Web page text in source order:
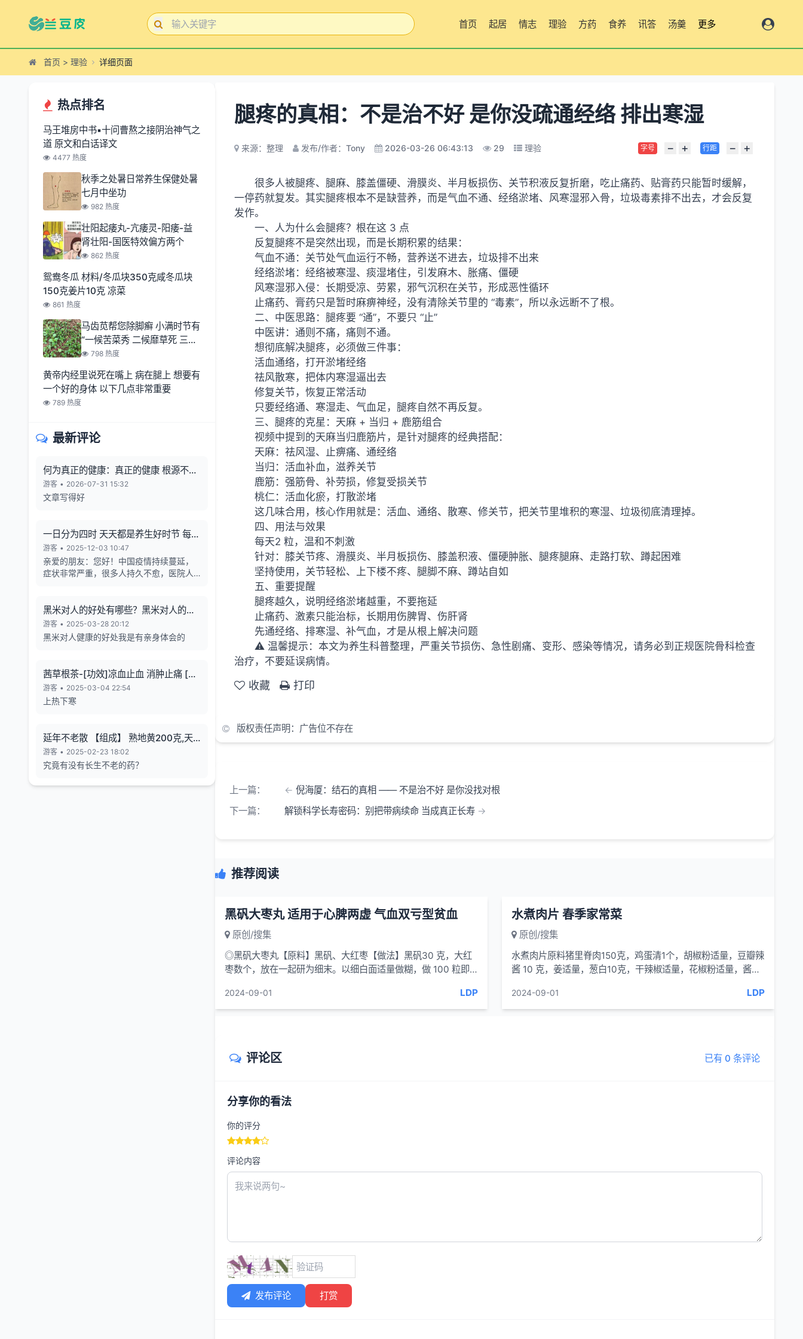
首页 起居 情志 理验 方药 食养 讯答 汤羹 更多
首页 > 理验 详细页面
热点排名
马王堆房中书▪十问曹熬之接阴治神气之
道 原文和白话译文
4477 热度
秋季之处暑日常养生保健处暑
七月中坐功
982 热度
壮阳起痿丸-亢痿灵-阳痿-益
肾壮阳-国医特效偏方两个
862 热度
鸳鸯冬瓜 材料/冬瓜块350克咸冬瓜块
150克姜片10克 凉菜
861 热度
马齿苋帮您除脚癣 小满时节有
“一候苦菜秀 二候靡草死 三候
麦秋至
798 热度
黄帝内经里说死在嘴上 病在腿上 想要有
一个好的身体 以下几点非常重要
789 热度
最新评论
何为真正的健康：真正的健康 根源不在
向外寻觅
游客 • 2026-07-31 15:32
文章写得好
一日分为四时 天天都是养生好时节 每一
天的养生也有4个最关键的时段
游客 • 2025-12-03 10:47
亲爱的朋友：您好！中国疫情持续蔓延，
症状非常严重，很多人持久不愈，医院人
气异象频发。古今中外的预言也说了这几
年人类有大灾难，如刘伯温在预言中说 "贫
者一万留一千，富者一万留二三”,“贫富若
不回心转，看看死期到眼前”, 预言中也告诉
躲过末劫中的劫难，有个美好的未来，请
您务必打开下方网址认真了解，内有躲避
瘟疫保平安的方法。网址1：
bitly.net/55dd55 网址2：
黑米对人的好处有哪些？黑米对人的长
寿有帮助
游客 • 2025-03-28 20:12
黑米对人健康的好处我是有亲身体会的
茜草根茶-[功效]凉血止血 消肿止痛 [治
疗] 小儿流行性腮腺炎-一味妙方
游客 • 2025-03-04 22:54
上热下寒
延年不老散 【组成】 熟地黄200克,天
冬180克 五味子60 克
游客 • 2025-02-23 18:02
究竟有没有长生不老的药？
腿疼的真相：不是治不好 是你没疏通经络 排出寒湿
来源：整理 发布/作者：Tony 2026-03-26 06:43:13 29 理验 字号 − + 行距 − +
很多人被腿疼、腿麻、膝盖僵硬、滑膜炎、半月板损伤、关节积液反复折磨，吃止痛药、贴膏药只能暂时缓解，
一停药就复发。其实腿疼根本不是缺营养，而是气血不通、经络淤堵、风寒湿邪入骨，垃圾毒素排不出去，才会反复
发作。
一、人为什么会腿疼？根在这 3 点
反复腿疼不是突然出现，而是长期积累的结果：
气血不通：关节处气血运行不畅，营养送不进去，垃圾排不出来
经络淤堵：经络被寒湿、痰湿堵住，引发麻木、胀痛、僵硬
风寒湿邪入侵：长期受凉、劳累，邪气沉积在关节，形成恶性循环
止痛药、膏药只是暂时麻痹神经，没有清除关节里的 “毒素”，所以永远断不了根。
二、中医思路：腿疼要 “通”，不要只 “止”
中医讲：通则不痛，痛则不通。
想彻底解决腿疼，必须做三件事：
活血通络，打开淤堵经络
祛风散寒，把体内寒湿逼出去
修复关节，恢复正常活动
只要经络通、寒湿走、气血足，腿疼自然不再反复。
三、腿疼的克星：天麻 + 当归 + 鹿筋组合
视频中提到的天麻当归鹿筋片，是针对腿疼的经典搭配：
天麻：祛风湿、止痹痛、通经络
当归：活血补血，滋养关节
鹿筋：强筋骨、补劳损，修复受损关节
桃仁：活血化瘀，打散淤堵
这几味合用，核心作用就是：活血、通络、散寒、修关节，把关节里堆积的寒湿、垃圾彻底清理掉。
四、用法与效果
每天2 粒，温和不刺激
针对：膝关节疼、滑膜炎、半月板损伤、膝盖积液、僵硬肿胀、腿疼腿麻、走路打软、蹲起困难
坚持使用，关节轻松、上下楼不疼、腿脚不麻、蹲站自如
五、重要提醒
腿疼越久，说明经络淤堵越重，不要拖延
止痛药、激素只能治标，长期用伤脾胃、伤肝肾
先通经络、排寒湿、补气血，才是从根上解决问题
⚠️ 温馨提示：本文为养生科普整理，严重关节损伤、急性剧痛、变形、感染等情况，请务必到正规医院骨科检查
治疗，不要延误病情。
收藏 打印
版权责任声明：广告位不存在
上一篇：
倪海厦：结石的真相 —— 不是治不好 是你没找对根
下一篇：
解锁科学长寿密码：别把带病续命 当成真正长寿
推荐阅读
黑矾大枣丸 适用于心脾两虚 气血双亏型贫血
原创/搜集
◎黑矾大枣丸【原料】黑矾、大红枣【做法】黑矾30 克，大红
枣数个，放在一起研为细末。以细白面适量做糊，做 100 粒即
2024-09-01 LDP
水煮肉片 春季家常菜
原创/搜集
水煮肉片原料猪里脊肉150克，鸡蛋清1个，胡椒粉适量，豆瓣辣
酱 10 克，姜适量，葱白10克，干辣椒适量，花椒粉适量，酱油
2024-09-01 LDP
评论区 已有 0 条评论
分享你的看法
你的评分
评论内容
发布评论 打赏